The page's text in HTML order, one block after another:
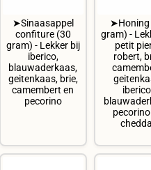
➤Sinaasappel
confiture (30
gram) - Lekker bij
iberico,
blauwaderkaas,
geitenkaas, brie,
camembert en
pecorino
➤Honing
gram) -
petit
robert,